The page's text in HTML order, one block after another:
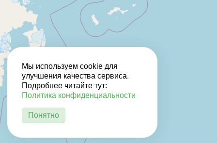
Мы используем cookie для
улучшения качества сервиса.
Подробнее читайте тут:
Политика конфиденциальности
Понятно